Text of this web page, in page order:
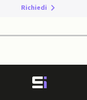
Richiedi